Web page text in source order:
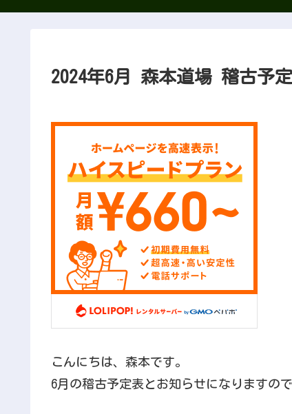
2024年6月 森本道場 稽古予
こんにちは、森本です。
6月の稽古予定表とお知らせになりますの